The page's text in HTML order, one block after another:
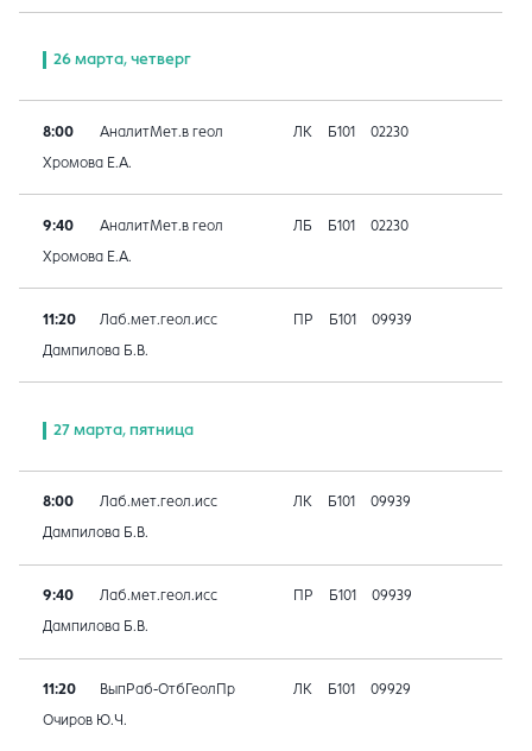
26 марта, четверг
8:00 АналитМет.в геол ЛК Б101 02230
Хромова Е.А.
9:40 АналитМет.в геол ЛБ Б101 02230
Хромова Е.А.
11:20 Лаб.мет.геол.исс ПР Б101 09939
Дампилова Б.В.
27 марта, пятница
8:00 Лаб.мет.геол.исс ЛК Б101 09939
Дампилова Б.В.
9:40 Лаб.мет.геол.исс ПР Б101 09939
Дампилова Б.В.
11:20 ВыпРаб-ОтбГеолПр ЛК Б101 09929
Очиров Ю.Ч.